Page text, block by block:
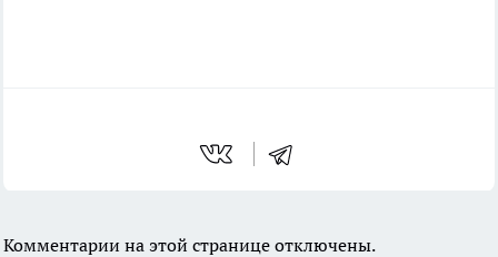
Комментарии на этой странице отключены.